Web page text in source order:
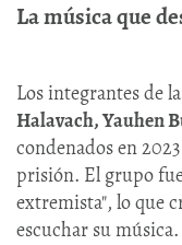
La música que
Los integrantes de
Halavach, Yauhen
condenados en
prisión. El grupo
extremista", lo que
escuchar su música.